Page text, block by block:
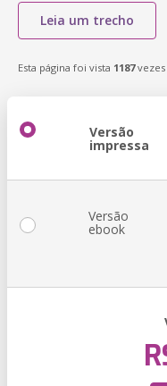
Leia um trecho
Esta página foi vista 1187vezes
Versão
impressa
Versão
ebook